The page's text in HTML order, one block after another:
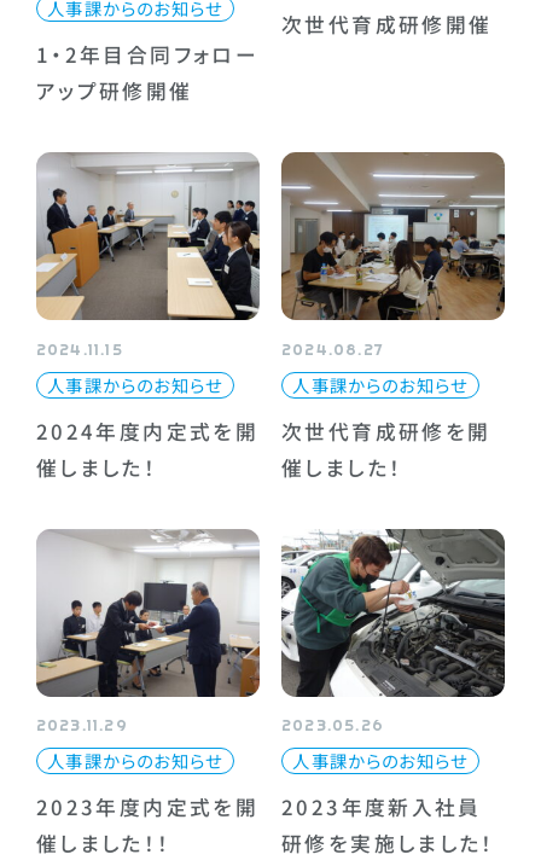
1・2年目合同フォロー
アップ研修開催
人事課からのお知らせ
次世代育成研修開催
2024年度内定式を開
催しました！
2024.11.15
人事課からのお知らせ
次世代育成研修を開
催しました！
2024.08.27
人事課からのお知らせ
2023年度内定式を開
催しました！！
2023.11.29
人事課からのお知らせ
2023年度新入社員
研修を実施しました！
2023.05.26
人事課からのお知らせ